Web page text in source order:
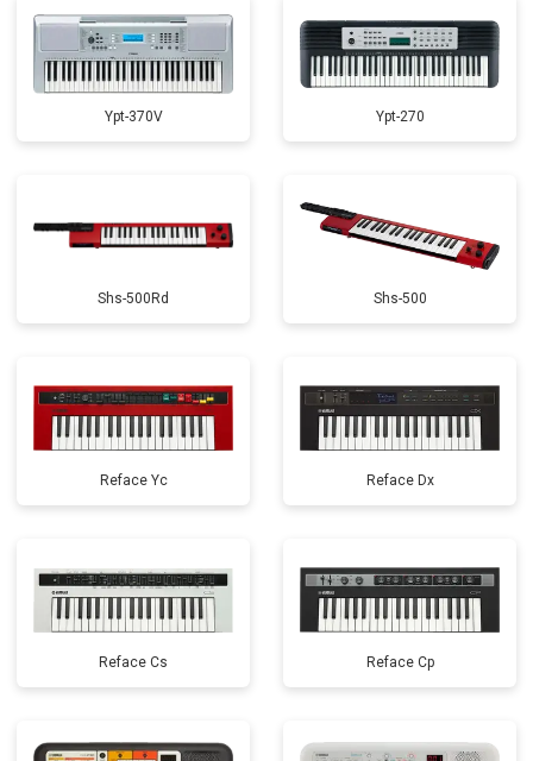
Ypt-370V Ypt-270
Shs-500Rd Shs-500
Reface Yc Reface Dx
Reface Cs Reface Cp